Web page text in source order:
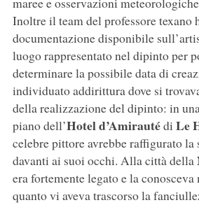
Inoltre il team del professore texano
documentazione disponibile
luogo rappresentato nel dipinto per
determinare la possibile data di
individuato addirittura dove si
della realizzazione del dipinto: in
piano dell’Hotel d’Amirautédi Le
celebre pittore avrebbe raffigurato la
davanti ai suoi occhi. Alla città della
era fortemente legato e la
quanto vi aveva trascorso la